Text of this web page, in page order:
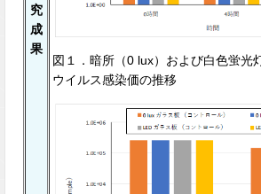
究
成
果
図１．暗所（0 lux）および⽩⾊蛍光
ウイルス感染価の推移